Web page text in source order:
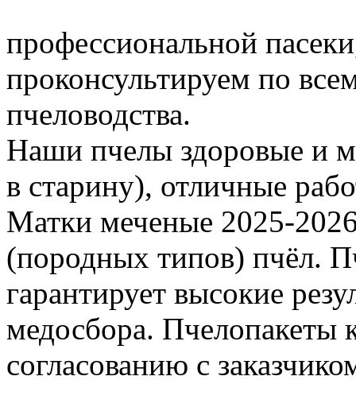
профессиональной
проконсультируем по
пчеловодства.
Наши пчелы здоровые и
в старину), отличные
Матки меченые 2025-
(породных типов) пчёл.
гарантирует высокие
медосбора. Пчелопакеты
согласованию с